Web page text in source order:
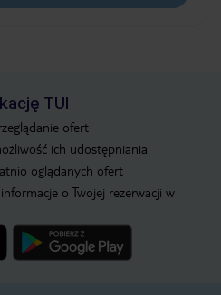
TUI
ofert
ich udostępniania
oglądanych ofert
o Twojej rezerwacji w